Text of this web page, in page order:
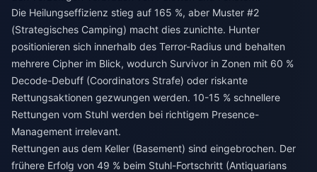
Die Heilungseffizienz stieg auf 165 %, aber Muster #2
(Strategisches Camping) macht dies zunichte. Hunter
positionieren sich innerhalb des Terror-Radius und behalten
mehrere Cipher im Blick, wodurch Survivor in Zonen mit 60 %
Decode-Debuff (Coordinators Strafe) oder riskante
Rettungsaktionen gezwungen werden. 10-15 % schnellere
Rettungen vom Stuhl werden bei richtigem Presence-
Management irrelevant.
Rettungen aus dem Keller (Basement) sind eingebrochen. Der
frühere Erfolg von 49 % beim Stuhl-Fortschritt (Antiquarians